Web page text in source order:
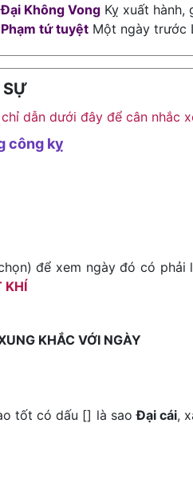
Đại Không Vong Kỵ xuất hành,
Phạm tứ tuyệt Một ngày trước
SỰ
dẫn dưới đây để cân nhắc
công kỵ
để xem ngày đó có phải
KHÍ
KHẮC VỚI NGÀY
tốt có dấu [] là saoĐại cái,